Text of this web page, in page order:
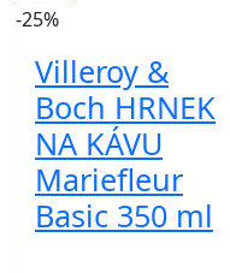
-25%
Villeroy &
Boch HRNEK
NA KÁVU
Mariefleur
Basic 350 ml